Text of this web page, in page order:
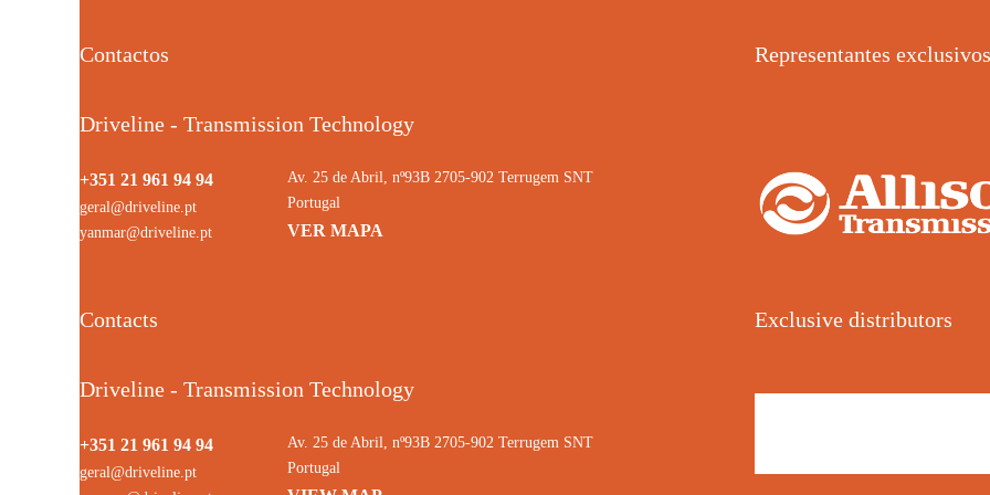
Contactos
Driveline - Transmission Technology
+351 21 961 94 94
geral@driveline.pt
yanmar@driveline.pt
Av. 25 de Abril, nº93B 2705-902 Terrugem SNT
Portugal
VER MAPA
Representantes exclusivos
Contacts
Driveline - Transmission Technology
+351 21 961 94 94
geral@driveline.pt
Av. 25 de Abril, nº93B 2705-902 Terrugem SNT
Portugal
Exclusive distributors